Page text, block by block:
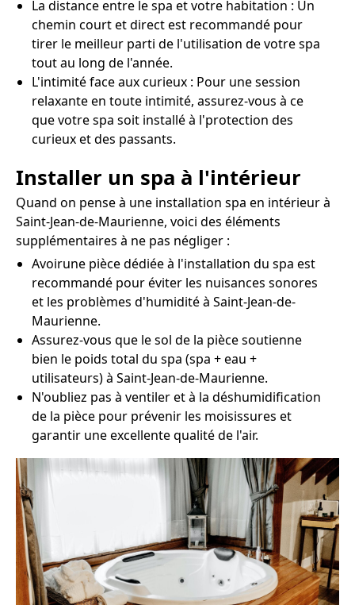
La distance entre le spa et votre habitation : Un
chemin court et direct est recommandé pour
tirer le meilleur parti de l'utilisation de votre spa
tout au long de l'année.
L'intimité face aux curieux : Pour une session
relaxante en toute intimité, assurez-vous à ce
que votre spa soit installé à l'protection des
curieux et des passants.
Installer un spa à l'intérieur
Quand on pense à une installation spa en intérieur à
Saint-Jean-de-Maurienne, voici des éléments
supplémentaires à ne pas négliger :
Avoirune pièce dédiée à l'installation du spa est
recommandé pour éviter les nuisances sonores
et les problèmes d'humidité à Saint-Jean-de-
Maurienne.
Assurez-vous que le sol de la pièce soutienne
bien le poids total du spa (spa + eau +
utilisateurs) à Saint-Jean-de-Maurienne.
N'oubliez pas à ventiler et à la déshumidification
de la pièce pour prévenir les moisissures et
garantir une excellente qualité de l'air.